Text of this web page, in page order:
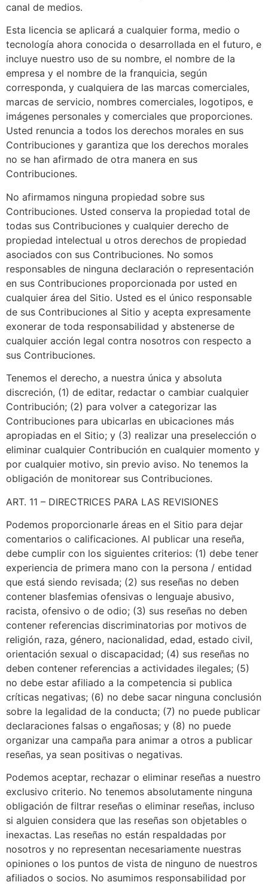
canal de medios.
Esta licencia se aplicará a cualquier forma, medio o
tecnología ahora conocida o desarrollada en el futuro, e
incluye nuestro uso de su nombre, el nombre de la
empresa y el nombre de la franquicia, según
corresponda, y cualquiera de las marcas comerciales,
marcas de servicio, nombres comerciales, logotipos, e
imágenes personales y comerciales que proporciones.
Usted renuncia a todos los derechos morales en sus
Contribuciones y garantiza que los derechos morales
no se han afirmado de otra manera en sus
Contribuciones.
No afirmamos ninguna propiedad sobre sus
Contribuciones. Usted conserva la propiedad total de
todas sus Contribuciones y cualquier derecho de
propiedad intelectual u otros derechos de propiedad
asociados con sus Contribuciones. No somos
responsables de ninguna declaración o representación
en sus Contribuciones proporcionada por usted en
cualquier área del Sitio. Usted es el único responsable
de sus Contribuciones al Sitio y acepta expresamente
exonerar de toda responsabilidad y abstenerse de
cualquier acción legal contra nosotros con respecto a
sus Contribuciones.
Tenemos el derecho, a nuestra única y absoluta
discreción, (1) de editar, redactar o cambiar cualquier
Contribución; (2) para volver a categorizar las
Contribuciones para ubicarlas en ubicaciones más
apropiadas en el Sitio; y (3) realizar una preselección o
eliminar cualquier Contribución en cualquier momento y
por cualquier motivo, sin previo aviso. No tenemos la
obligación de monitorear sus Contribuciones.
ART. 11 – DIRECTRICES PARA LAS REVISIONES
Podemos proporcionarle áreas en el Sitio para dejar
comentarios o calificaciones. Al publicar una reseña,
debe cumplir con los siguientes criterios: (1) debe tener
experiencia de primera mano con la persona / entidad
que está siendo revisada; (2) sus reseñas no deben
contener blasfemias ofensivas o lenguaje abusivo,
racista, ofensivo o de odio; (3) sus reseñas no deben
contener referencias discriminatorias por motivos de
religión, raza, género, nacionalidad, edad, estado civil,
orientación sexual o discapacidad; (4) sus reseñas no
deben contener referencias a actividades ilegales; (5)
no debe estar afiliado a la competencia si publica
críticas negativas; (6) no debe sacar ninguna conclusión
sobre la legalidad de la conducta; (7) no puede publicar
declaraciones falsas o engañosas; y (8) no puede
organizar una campaña para animar a otros a publicar
reseñas, ya sean positivas o negativas.
Podemos aceptar, rechazar o eliminar reseñas a nuestro
exclusivo criterio. No tenemos absolutamente ninguna
obligación de filtrar reseñas o eliminar reseñas, incluso
si alguien considera que las reseñas son objetables o
inexactas. Las reseñas no están respaldadas por
nosotros y no representan necesariamente nuestras
opiniones o los puntos de vista de ninguno de nuestros
afiliados o socios. No asumimos responsabilidad por